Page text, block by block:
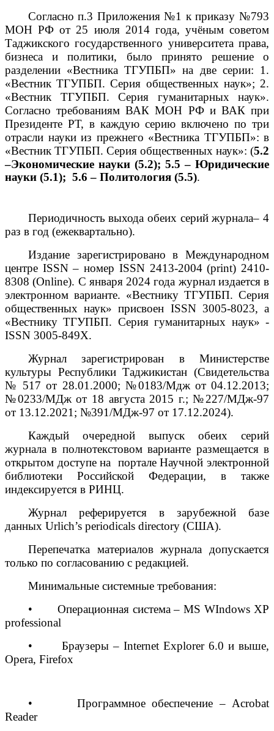
Согласно п.3 Приложения №1 к приказу №793
МОН РФ от 25 июля 2014 года, учёным советом
Таджикского государственного университета права,
бизнеса и политики, было принято решение о
разделении «Вестника ТГУПБП» на две серии: 1.
«Вестник ТГУПБП. Серия общественных наук»; 2.
«Вестник ТГУПБП. Серия гуманитарных наук».
Согласно требованиям ВАК МОН РФ и ВАК при
Президенте РТ, в каждую серию включено по три
отрасли науки из прежнего «Вестника ТГУПБП»: в
«Вестник ТГУПБП. Серия общественных наук»: (5.2
–Экономические науки (5.2); 5.5 – Юридические
науки (5.1); 5.6 – Политология (5.5).
Периодичность выхода обеих серий журнала– 4
раз в год (ежеквартально).
Издание зарегистрировано в Международном
центре ISSN – номер ISSN 2413-2004 (print) 2410-
8308 (Online). С января 2024 года журнал издается в
электронном варианте. «Вестнику ТГУПБП. Серия
общественных наук» присвоен ISSN 3005-8023, а
«Вестнику ТГУПБП. Серия гуманитарных наук» -
ISSN 3005-849Х.
Журнал зарегистрирован в Министерстве
культуры Республики Таджикистан (Свидетельства
№ 517 от 28.01.2000; №0183/Мдж от 04.12.2013;
№0233/МДж от 18 августа 2015 г.; №227/МДж-97
от 13.12.2021; №391/МДж-97 от 17.12.2024).
Каждый очередной выпуск обеих серий
журнала в полнотекстовом варианте размещается в
открытом доступе на портале Научной электронной
библиотеки Российской Федерации, в также
индексируется в РИНЦ.
Журнал реферируется в зарубежной базе
данных Urlich’s periodicals directory (США).
Перепечатка материалов журнала допускается
только по согласованию с редакцией.
Минимальные системные требования:
• Операционная система – MS WIndows XP
professional
•Браузеры – Internet Explorer 6.0и выше,
Opera, Firefox
• Программное обеспечение – Acrobat
Reader